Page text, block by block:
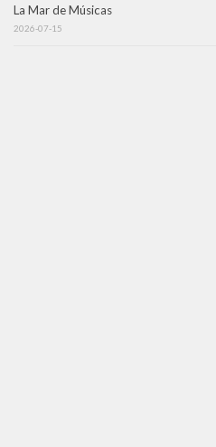
La Mar de Músicas
2026-07-15